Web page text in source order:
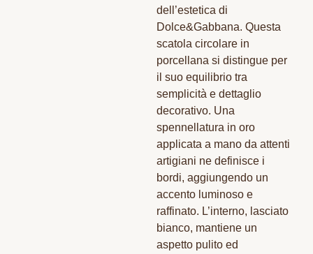
dell’estetica di
Dolce&Gabbana. Questa
scatola circolare in
porcellana si distingue per
il suo equilibrio tra
semplicità e dettaglio
decorativo. Una
spennellatura in oro
applicata a mano da attenti
artigiani ne definisce i
bordi, aggiungendo un
accento luminoso e
raffinato. L’interno, lasciato
bianco, mantiene un
aspetto pulito ed